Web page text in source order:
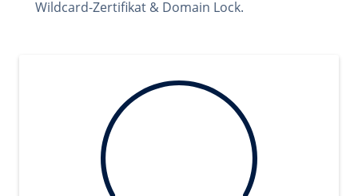
Wildcard-Zertifikat & Domain Lock.